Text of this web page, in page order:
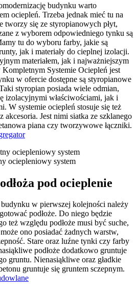
budynku warto
ociepleń. Trzeba jednak mieć tu na
tworzy się ze styropianowych płyt,
z wyborem odpowiedniego tynku są
tu do wyboru farby, jakie są
jak i materiały do cieplnej izolacji.
materiałem, jak i najważniejszym
Systemie Ociepleń jest
w ofercie dostępne są styropianowe
styropian posiada wiele odmian,
izolacyjnymi właściwościami, jak i
W systemie ociepleń stosuje się też
akcesoria. Jest nimi siatka ze szklanego
piana czy tworzywowe łączniki.
ociepleniowy system
pod ocieplenie
w pierwszej kolejności należy
podłoże. Do niego będzie
też względu podłoże musi być suche,
ono posiadać żadnych warstw,
Stare oraz luźne tynki czy farby
podłoże dodatkowo gruntuje
gruntu. Nienasiąkliwe oraz gładkie
gruntuje się gruntem sczepnym.